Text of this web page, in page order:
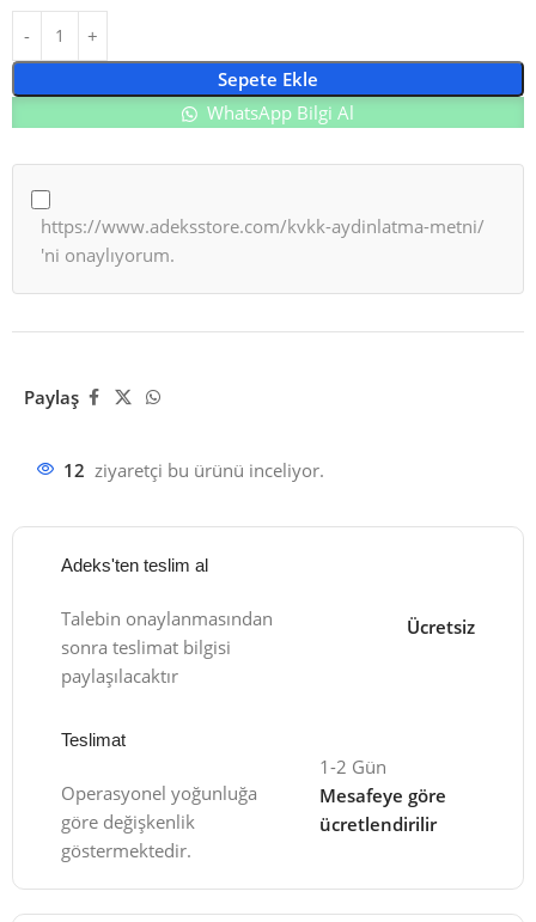
Sepete Ekle
WhatsApp Bilgi Al
https://www.adeksstore.com/kvkk-aydinlatma-metni/
'ni onaylıyorum.
Paylaş
12 ziyaretçi bu ürünü inceliyor.
Adeks'ten teslim al
Talebin onaylanmasından
sonra teslimat bilgisi
paylaşılacaktır
Ücretsiz
Teslimat
Operasyonel yoğunluğa
göre değişkenlik
göstermektedir.
1-2 Gün
Mesafeye göre
ücretlendirilir